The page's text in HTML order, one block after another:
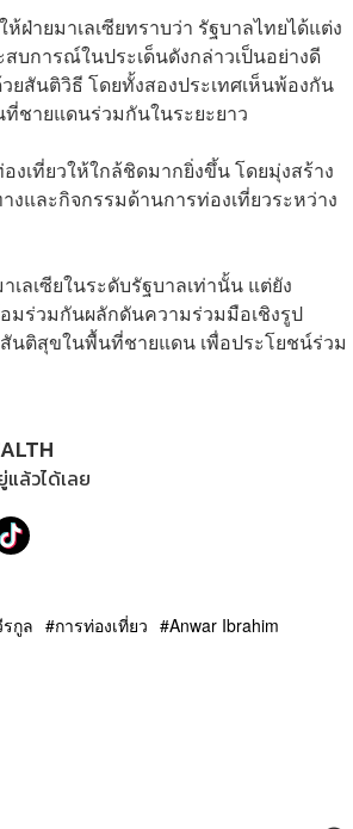
ายมาเลเซียทราบว่า รัฐบาลไทยได้แต่ง
การณ์ในประเด็นดังกล่าวเป็นอย่างดี
สันติวิธี โดยทั้งสองประเทศเห็นพ้องกัน
ชายแดนร่วมกันในระยะยาว
เที่ยวให้ใกล้ชิดมากยิ่งขึ้น โดยมุ่งสร้าง
งและกิจกรรมด้านการท่องเที่ยวระหว่าง
ลเซียในระดับรัฐบาลเท่านั้น แต่ยัง
มร่วมกันผลักดันความร่วมมือเชิงรูป
นติสุขในพื้นที่ชายแดน เพื่อประโยชน์ร่วม
ล้วได้เลย
กูล การท่องเที่ยว
Anwar Ibrahim